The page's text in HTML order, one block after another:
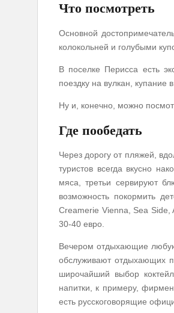
Что посмотреть
Основной
колокольней и голубыми
В поселке Перисса есть
поездку на вулкан, купание
Ну и, конечно, можно
Где пообедать
Через дорогу от пляжей,
туристов всегда вкусно
мяса, третьи сервируют
возможность покормить
Creamerie Vienna, Sea Side,
30-40 евро.
Вечером отдыхающие
обслуживают отдыхающих
широчайший выбор
напитки, к примеру,
есть русскоговорящие